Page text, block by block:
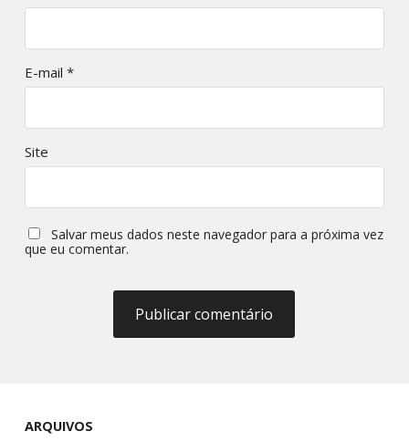
E-mail *
Site
Salvar meus dados neste navegador para a próxima vez
que eu comentar.
ARQUIVOS